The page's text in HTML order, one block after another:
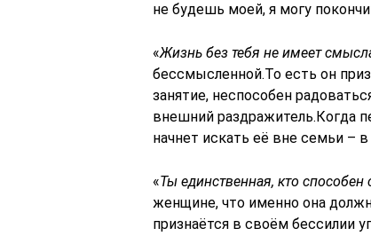
не будешь моей, я могу
«Жизнь без тебя не имеет
бессмысленной.То есть он
занятие, неспособен
внешний раздражитель.Когда
начнет искать её вне семьи –
«Ты единственная, кто
женщине, что именно она
признаётся в своём бессилии